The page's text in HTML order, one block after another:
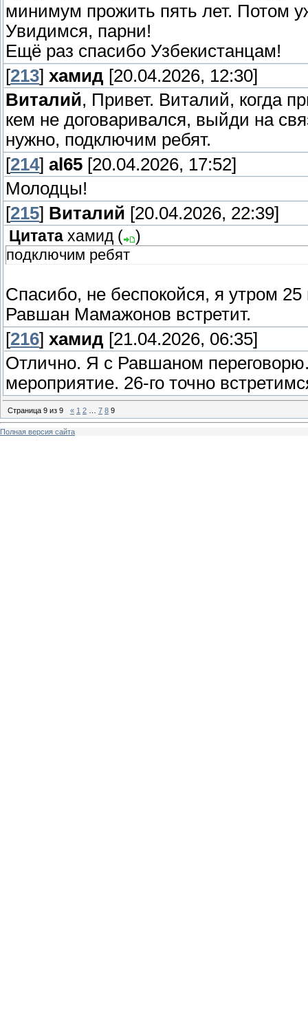
минимум прожить пять лет. Потом
Увидимся, парни!
Ещё раз спасибо Узбекистанцам!
[213] хамид [20.04.2026, 12:30]
Виталий, Привет. Виталий, когда
кем не договаривался, выйди на
нужно, подключим ребят.
[214] al65 [20.04.2026, 17:52]
Молодцы!
[215] Виталий [20.04.2026, 22:39]
Цитата хамид (
)
подключим ребят
Спасибо, не беспокойся, я утром 25
Равшан Мамажонов встретит.
[216] хамид [21.04.2026, 06:35]
Отлично. Я с Равшаном
мероприятие. 26-го точно
Страница 9 из 9 « 1 2 7 8 9
Полная версия сайта